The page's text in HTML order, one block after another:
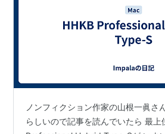
ノンフィクション作家の山根一眞さ
らしいので記事を読んでいたら 最上